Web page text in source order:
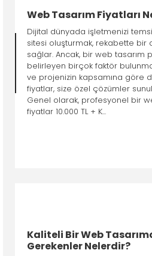
Web Tasarım Fiyatları
Dijital dünyada işletmenizi
sitesi oluşturmak, rekabette bir
sağlar. Ancak, bir web tasarım
belirleyen birçok faktör
ve projenizin kapsamına göre
fiyatlar, size özel çözümler
Genel olarak, profesyonel bir
fiyatlar 10.000 TL + K...
Kaliteli Bir Web
Gerekenler Nelerdir?